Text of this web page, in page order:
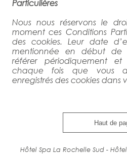
Particulières
Nous nous réservons le
moment ces Conditions
des cookies. Leur date
mentionnée en début de
référer périodiquement et
chaque fois que vous
enregistrés des cookies dans
Haut de
Hôtel Spa La Rochelle Sud -